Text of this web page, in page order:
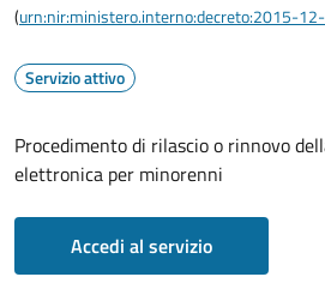
(urn:nir:ministero.interno:decreto:2015-
Servizio attivo
Procedimento di rilascio o rinnovo
elettronica per minorenni
Accedi al servizio